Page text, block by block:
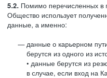
5.2. Помимо перечисленных в
Общество использует
данные, а именно:
данные о карьерном
берутся из одного из
• данные берутся из
в случае, если вход на